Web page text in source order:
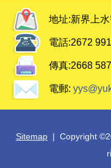
地址:新界上
電話:2672
傳真:2668
電郵:
Sitemap | Copyright ©